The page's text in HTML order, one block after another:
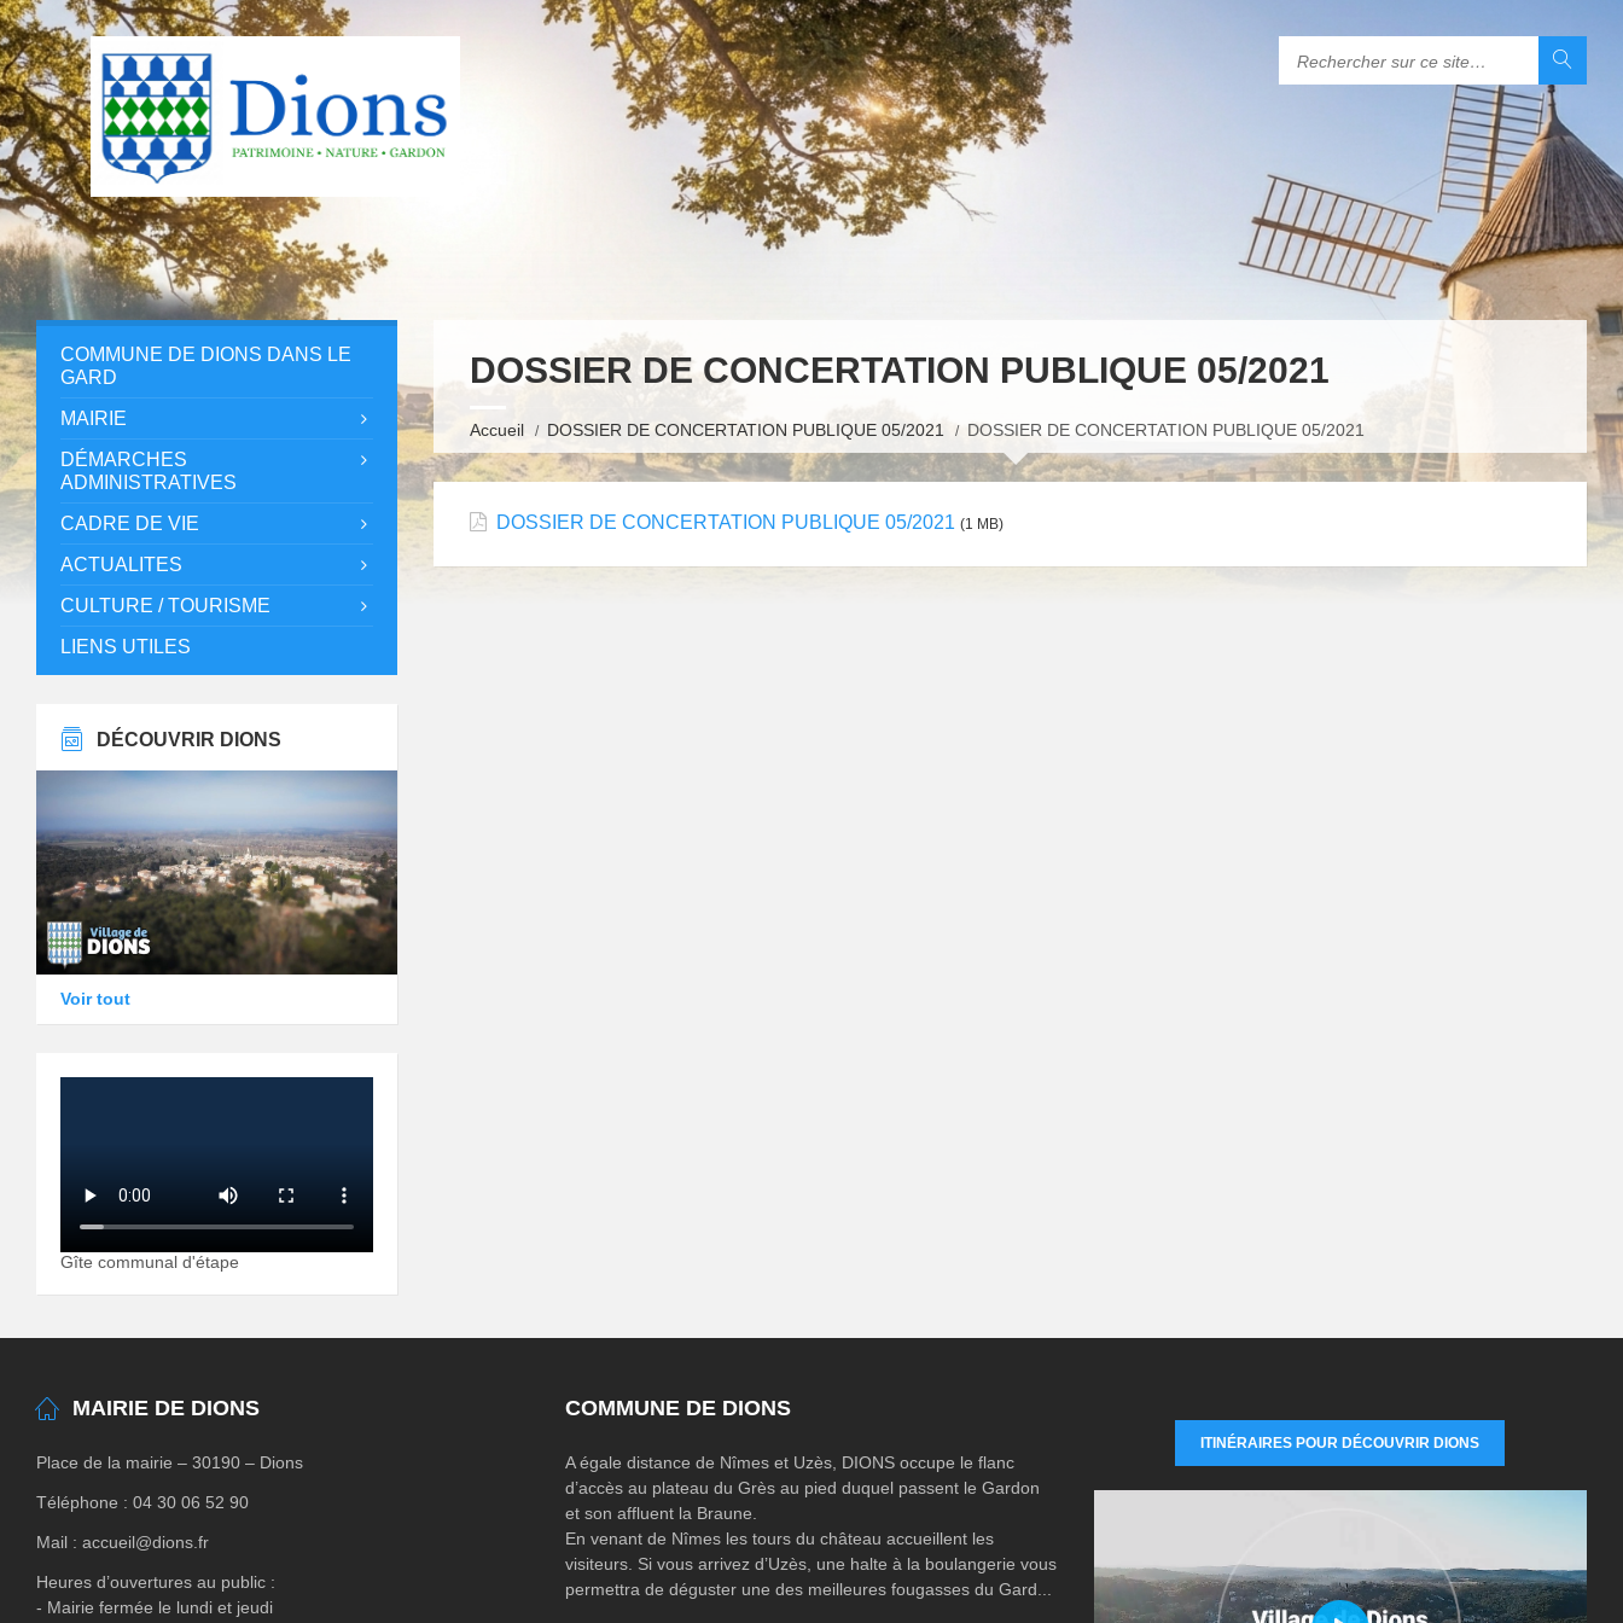
DOSSIER DE CONCERTATION PUBLIQUE 05/2021
Accueil DOSSIER DE CONCERTATION PUBLIQUE 05/2021 DOSSIER DE CONCERTATION PUBLIQUE 05/2021
DOSSIER DE CONCERTATION PUBLIQUE 05/2021 (1 MB)
COMMUNE DE DIONS DANS LE
GARD
MAIRIE
DÉMARCHES
ADMINISTRATIVES
CADRE DE VIE
ACTUALITES
CULTURE / TOURISME
LIENS UTILES
DÉCOUVRIR DIONS
Voir tout
Gîte communal d'étape
MAIRIE DE DIONS
Place de la mairie – 30190 – Dions
Téléphone : 04 30 06 52 90
Mail : accueil@dions.fr
Heures d’ouvertures au public :
- Mairie fermée le lundi et jeudi
COMMUNE DE DIONS
A égale distance de Nîmes et Uzès, DIONS occupe le flanc
d’accès au plateau du Grès au pied duquel passent le Gardon
et son affluent la Braune.
En venant de Nîmes les tours du château accueillent les
visiteurs. Si vous arrivez d’Uzès, une halte à la boulangerie vous
permettra de déguster une des meilleures fougasses du Gard...
ITINÉRAIRES POUR DÉCOUVRIR DIONS